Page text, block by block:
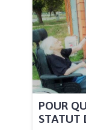
POUR
STATUT